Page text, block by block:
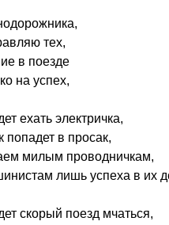
тех,
в поезде
на успех,
ехать электричка,
попадет в просак,
милым проводничкам,
лишь успеха в их
скорый поезд мчаться,